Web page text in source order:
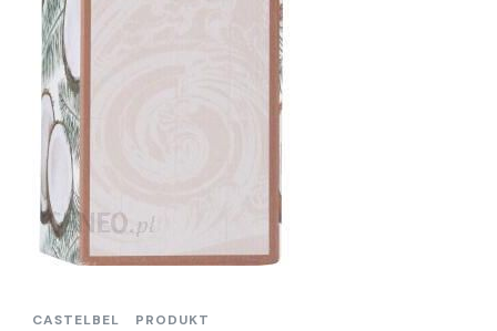
CASTELBEL PRODUKT